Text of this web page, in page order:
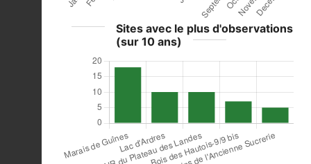
Sites avec le plus d'observations
(sur 10 ans)